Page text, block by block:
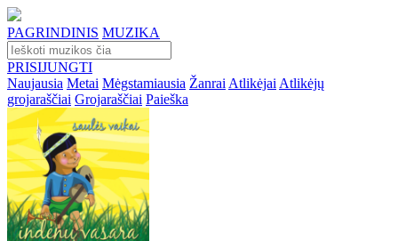
PAGRINDINIS MUZIKA
PRISIJUNGTI
Naujausia Metai Mėgstamiausia Žanrai Atlikėjai Atlikėjų
grojaraščiai Grojaraščiai Paieška